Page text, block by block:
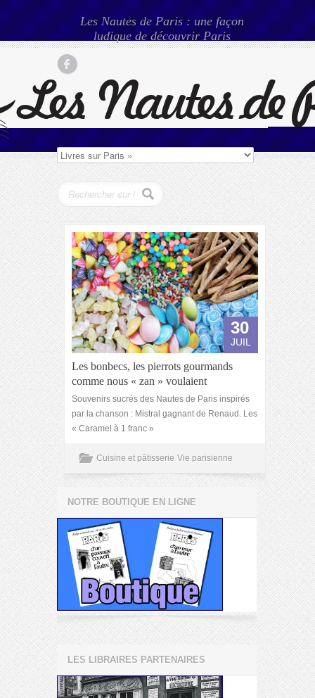
Les Nautes de Paris : une façon
ludique de découvrir Paris
30
JUIL
Les bonbecs, les pierrots gourmands
comme nous « zan » voulaient
Souvenirs sucrés des Nautes de Paris inspirés
par la chanson : Mistral gagnant de Renaud. Les
« Caramel à 1 franc »
Cuisine et pâtisserie Vie parisienne
NOTRE BOUTIQUE EN LIGNE
LES LIBRAIRES PARTENAIRES